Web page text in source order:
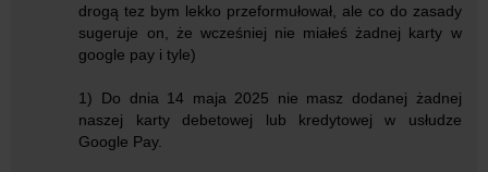
drogą tez bym lekko przeformułował, ale co do zasady
sugeruje on, że wcześniej nie miałeś żadnej karty w
google pay i tyle)
1) Do dnia 14 maja 2025 nie masz dodanej żadnej
naszej karty debetowej lub kredytowej w usłudze
Google Pay.